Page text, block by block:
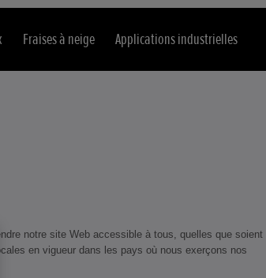
Fraises à neige Applications industrielles
notre site Web accessible à tous, quelles que soient
en vigueur dans les pays où nous exerçons nos